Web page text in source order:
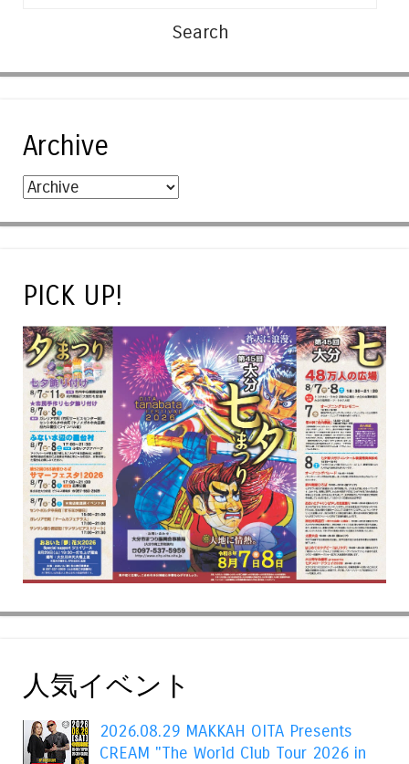
Archive
PICK UP!
人気イベント
2026.08.29 MAKKAH OITA Presents
CREAM "The World Club Tour 2026 in